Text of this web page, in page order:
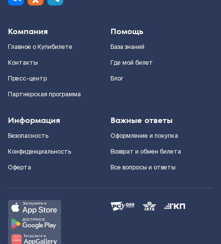
Компания
Главное о Купибилете
Контакты
Пресс-центр
Партнерская программа
Помощь
База знаний
Где мой билет
Блог
Информация
Безопасность
Конфиденциальность
Оферта
Важные ответы
Оформление и покупка
Возврат и обмен билета
Все вопросы и ответы